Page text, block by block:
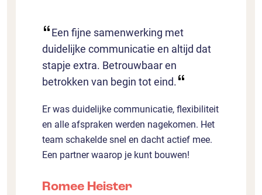
Een fijne samenwerking met
duidelijke communicatie en altijd dat
stapje extra. Betrouwbaar en
betrokken van begin tot eind.
Er was duidelijke communicatie, flexibiliteit
en alle afspraken werden nagekomen. Het
team schakelde snel en dacht actief mee.
Een partner waarop je kunt bouwen!
Romee Heister